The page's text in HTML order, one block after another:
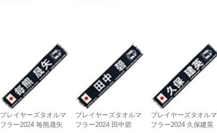
プレイヤーズタオルマ
フラー2024 毎熊晟矢
プレイヤーズタオルマ
フラー2024 田中碧
プレイヤーズタオルマ
フラー2024 久保建英